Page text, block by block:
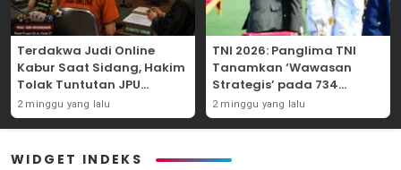
Terdakwa Judi Online
Kabur Saat Sidang, Hakim
Tolak Tuntutan JPU
Tanjung Perak karena
Gagal Hadirkan Hartono
2 minggu yang lalu
TNI 2026: Panglima TNI
Tanamkan ‘Wawasan
Strategis’ pada 734
Perwira Baru, Tekankan
Netralitas dan Integritas
2 minggu yang lalu
WIDGET INDEKS